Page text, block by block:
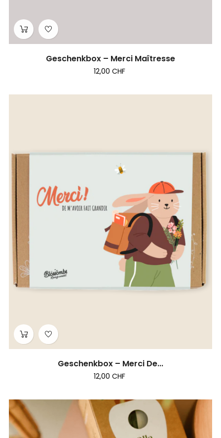
Geschenkbox – Merci Maîtresse
12,00 CHF
Geschenkbox – Merci De...
12,00 CHF